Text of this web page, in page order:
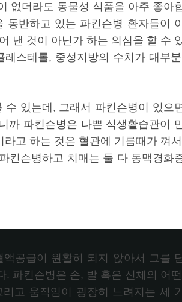
없더라도 동물성 식품을 아주 좋아
동반하고 있는 파킨슨병 환자들이
낸 것이 아닌가 하는 의심을 할 수
스테롤, 중성지방의 수치가 대부
있는데, 그래서 파킨슨병이 있으
까 파킨슨병은 나쁜 식생활습관이
고 하는 것은 혈관에 기름때가 껴
킨슨병하고 치매는 둘 다 동맥경화
공급이 원활히 되지 않아서 그를
파킨슨병은 손, 발 혹은 신체의 어
고 움직임이 굉장히 느려지는 세